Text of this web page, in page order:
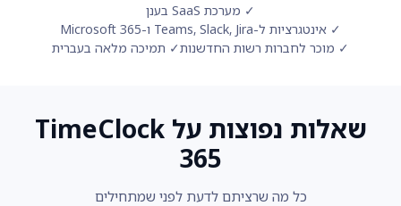
✓ מערכת SaaS בענן
✓ אינטגרציות ל-Teams, Slack, Jira ו-Microsoft 365
✓ מוכר לחברות רשות החדשנות✓ תמיכה מלאה בעברית
שאלות נפוצות על TimeClock
365
כל מה שרציתם לדעת לפני שמתחילים